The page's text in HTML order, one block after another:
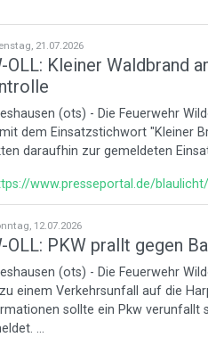
21.07.2026
OLL: Kleiner Waldbrand
(ots) - Die Feuerwehr
dem Einsatzstichwort "Kleiner
daraufhin zur gemeldeten
www.presseportal.de/
12.07.2026
OLL: PKW prallt gegen
(ots) - Die Feuerwehr
einem Verkehrsunfall auf die
sollte ein Pkw verunfallt
...